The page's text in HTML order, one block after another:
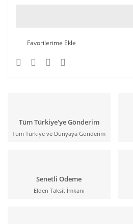
Tüm Türkiye'ye Gönderim
Tüm Türkiye ve Dünyaya Gönderim
Senetli Ödeme
Elden Taksit İmkanı